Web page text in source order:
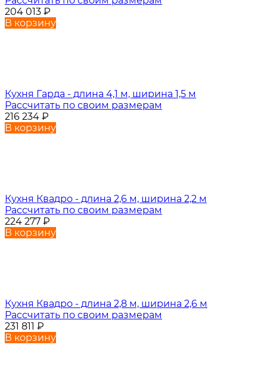
204 013 ₽
В корзину
Кухня Гарда - длина 4,1 м, ширина 1,5 м
Рассчитать по своим размерам
216 234 ₽
В корзину
Кухня Квадро - длина 2,6 м, ширина 2,2 м
Рассчитать по своим размерам
224 277 ₽
В корзину
Кухня Квадро - длина 2,8 м, ширина 2,6 м
Рассчитать по своим размерам
231 811 ₽
В корзину